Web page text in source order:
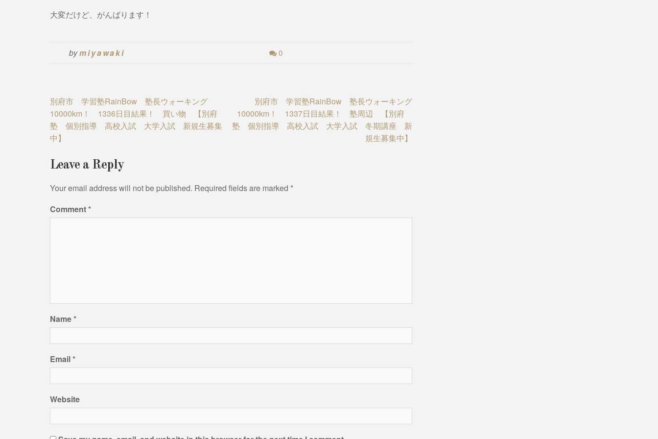
大変だけど、がんばります！
bymiyawaki 0
Post
navigation
別府市 学習塾RainBow 塾長ウォーキング
10000km！ 1336日目結果！ 買い物 【別府
塾 個別指導 高校入試 大学入試 新規生募集
中】
別府市 学習塾RainBow 塾長ウォーキング
10000km！ 1337日目結果！ 塾周辺 【別府
塾 個別指導 高校入試 大学入試 冬期講座 新
規生募集中】
Leave a Reply
Your email address will not be published. Required fields are marked *
Comment*
Name*
Email*
Website